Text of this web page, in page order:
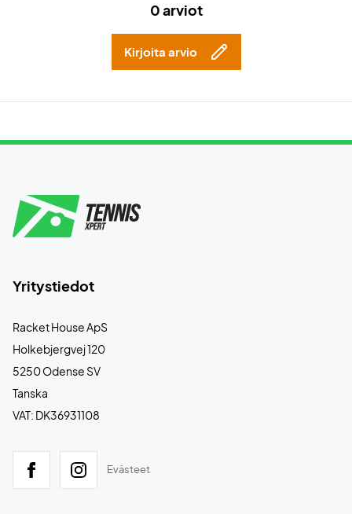
0 arviot
Kirjoita arvio
Yritystiedot
Racket House ApS
Holkebjergvej 120
5250 Odense SV
Tanska
VAT: DK36931108
Evästeet